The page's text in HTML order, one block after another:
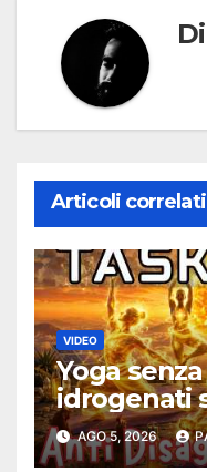
Di
Articoli correlati
VIDEO
Yoga
idrogenati
Antidisagio
AGO 5, 2026